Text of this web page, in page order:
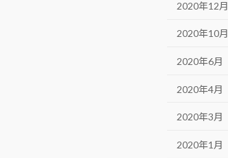
2020年12月
2020年10月
2020年6月
2020年4月
2020年3月
2020年1月